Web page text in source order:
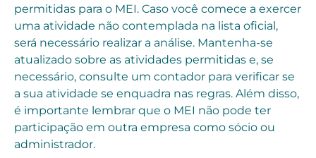
permitidas para o MEI. Caso você comece a exercer
uma atividade não contemplada na lista oficial,
será necessário realizar a análise. Mantenha-se
atualizado sobre as atividades permitidas e, se
necessário, consulte um contador para verificar se
a sua atividade se enquadra nas regras. Além disso,
é importante lembrar que o MEI não pode ter
participação em outra empresa como sócio ou
administrador.